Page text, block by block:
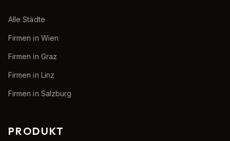
Alle Städte
Firmen in Wien
Firmen in Graz
Firmen in Linz
Firmen in Salzburg
PRODUKT